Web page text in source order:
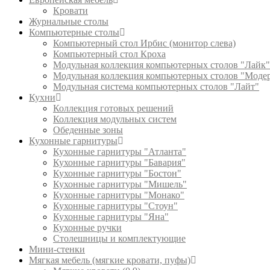
Кровати
Журнальные столы
Компьютерные столы
Компьютерный стол Ирбис (монитор слева)
Компьютерный стол Кроха
Модульная коллекция компьютерных столов "Лайк"
Модульная коллекция компьютерных столов
Модульная система компьютерных столов "Лайт"
Кухни
Коллекция готовых решений
Коллекция модульных систем
Обеденные зоны
Кухонные гарнитуры
Кухонные гарнитуры "Атланта"
Кухонные гарнитуры "Бавария"
Кухонные гарнитуры "Бостон"
Кухонные гарнитуры "Мишель"
Кухонные гарнитуры "Монако"
Кухонные гарнитуры "Стоун"
Кухонные гарнитуры "Яна"
Кухонные ручки
Столешницы и комплектующие
Мини-стенки
Мягкая мебель (мягкие кровати, пуфы)